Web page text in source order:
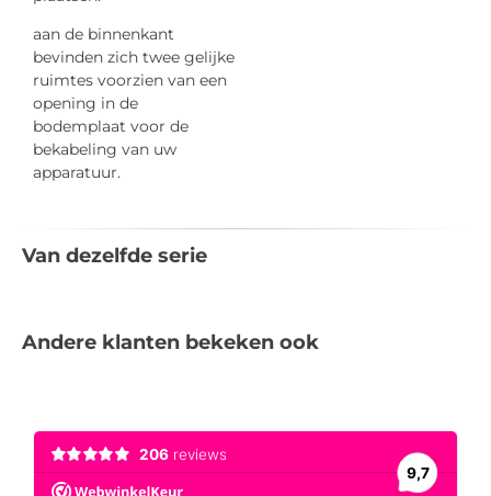
aan de binnenkant
bevinden zich twee gelijke
ruimtes voorzien van een
opening in de
bodemplaat voor de
bekabeling van uw
apparatuur.
Van dezelfde serie
Andere klanten bekeken ook